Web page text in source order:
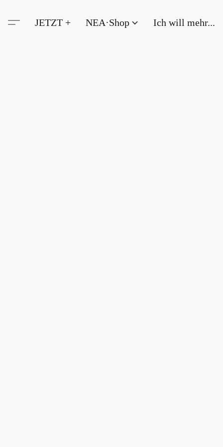
JETZT + NEA·Shop Ich will mehr...